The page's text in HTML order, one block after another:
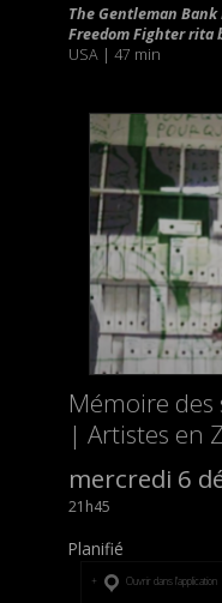
The Gentleman
Freedom Fighter rita
USA | 47 min
Mémoire
| Artistes en
mercredi 6
21h45
Planifié
Ouvrir dans l’application